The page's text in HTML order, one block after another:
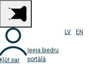
Kļūt par
Ieeja biedru
portālā
LV EN